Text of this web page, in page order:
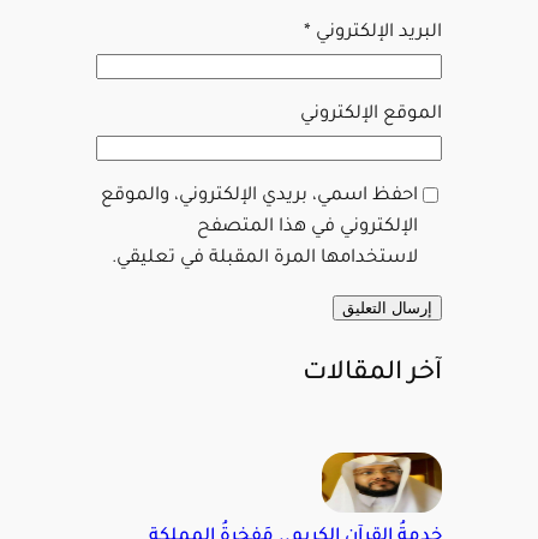
البريد الإلكتروني *
الموقع الإلكتروني
احفظ اسمي، بريدي الإلكتروني، والموقع
الإلكتروني في هذا المتصفح
لاستخدامها المرة المقبلة في تعليقي.
آخر المقالات